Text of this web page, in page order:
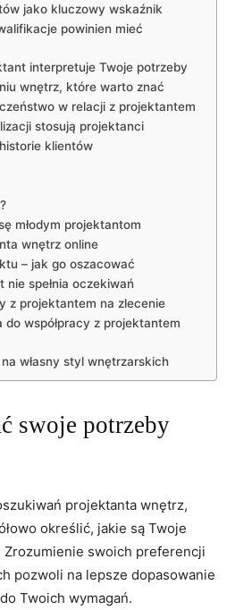
jako kluczowy wskaźnik
powinien mieć‌
interpretuje⁤ Twoje potrzeby
wnętrz, które warto znać
w relacji z projektantem
stosują ⁣projektanci
klientów
‌młodym projektantom
wnętrz online
– jak go⁤ oszacować
spełnia oczekiwań
z projektantem na zlecenie
⁤do ‍współpracy z projektantem
własny styl wnętrzarskich
swoje potrzeby
projektanta ⁣wnętrz,
określić, jakie są Twoje
swoich preferencji
pozwoli na lepsze dopasowanie
‌Twoich wymagań.